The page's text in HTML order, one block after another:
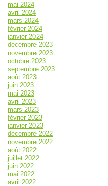
mai 2024
avril 2024
mars 2024
février 2024
janvier 2024
décembre 2023
novembre 2023
octobre 2023
septembre 2023
août 2023
juin 2023
mai 2023
avril 2023
mars 2023
février 2023
janvier 2023
décembre 2022
novembre 2022
août 2022
juillet 2022
juin 2022
mai 2022
avril 2022